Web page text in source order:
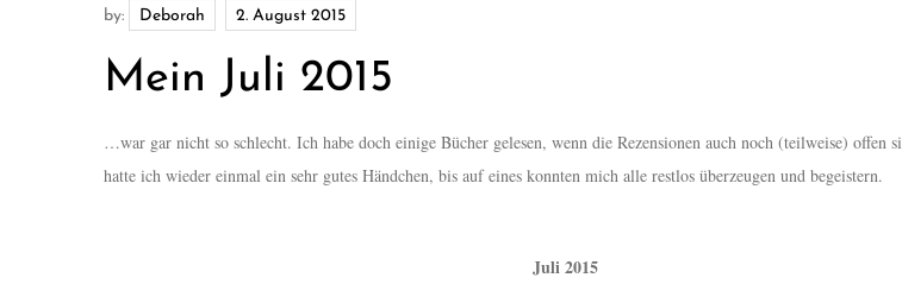
by: Deborah
Mein Juli 2015
…war gar nicht so schlecht. Ich habe doch einige Bücher gelesen, wenn die Rezensionen auch noch (teilweise) offen
hatte ich wieder einmal ein sehr gutes Händchen, bis auf eines konnten mich alle restlos überzeugen und begeistern.
Juli 2015